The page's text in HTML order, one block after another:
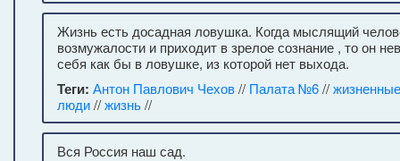
Жизнь есть досадная ловушка. Когда мыслящий
возмужалости и приходит в зрелое сознание , то он
себя как бы в ловушке, из которой нет выхода.
Теги: Антон Павлович Чехов// Палата №6//
люди//жизнь//
Вся Россия наш сад.